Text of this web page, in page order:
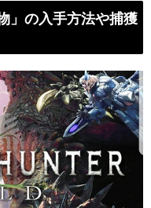
」の入手方法や捕獲